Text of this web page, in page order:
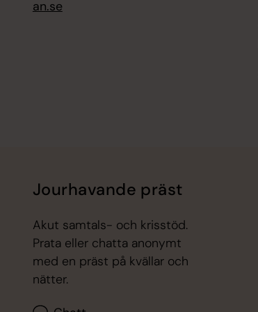
an.se
Jourhavande präst
Akut samtals- och krisstöd.
Prata eller chatta anonymt
med en präst på kvällar och
nätter.